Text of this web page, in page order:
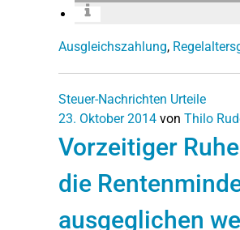
Ausgleichszahlung,
Steuer-Nachrichten Urteile
23. Oktober 2014 von Thilo
Vorzeitiger
die
ausgeglichen